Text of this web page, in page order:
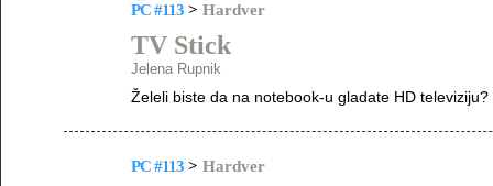
PC #113 > Hardver
TV Stick
Jelena Rupnik
Želeli biste da na notebook-u gladate HD
PC #113 > Hardver